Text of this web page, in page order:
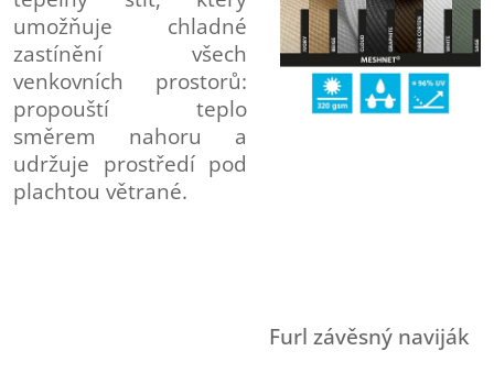
umožňuje chladné
zastínění všech
venkovních prostorů:
propouští teplo
směrem nahoru a
udržuje prostředí pod
plachtou větrané.
Furl závěsný naviják